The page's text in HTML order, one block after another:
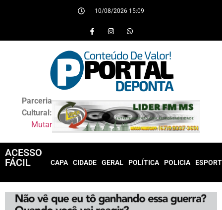
10/08/2026 15:09
Parceria
Cultural:
Mutar
ACESSO
FÁCIL
CAPA CIDADE GERAL POLÍTICA POLICIA